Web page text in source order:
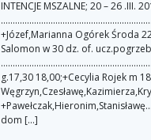
INTENCJE MSZALNE; 20 – 26 .III.
+Józef,Marianna Ogórek Środa
Salomon w 30 dz. of.
g.17,30 18,00;+Cecylia Rojek m
dom […]